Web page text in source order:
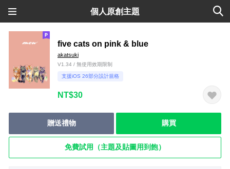
個人原創主題
five cats on pink & blue
akatsuki
V1.34 / 無使用效期限制
支援iOS 26部分設計規格
NT$30
贈送禮物 購買
免費試用（主題及貼圖用到飽）